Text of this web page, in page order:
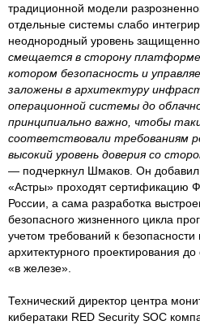
традиционной модели
отдельные системы слабо
неоднородный уровень
смещается в сторону
котором безопасность и
заложены в архитектуру
операционной системы до
принципиально важно, чтобы
соответствовали требованиям
высокий уровень доверия со
— подчеркнул Шмаков. Он
«Астры» проходят
России, а сама разработка
безопасного жизненного цикла
учетом требований к безопасности
архитектурного проектирования
«в железе».
Технический директор центра
кибератаки RED Security SOC